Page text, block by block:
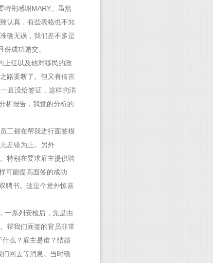
特别感谢MARY。虽然
认真，有些表格也不知
确无误，我们差不多是
成功递交。
上任以及他对移民的政
路要断了。但又有传言
直没给签证，这样的消
析报告，我觉的分析的
工都在帮我进行面签模
差错为止。另外
特别在要求雇主提供聘
可能提高面签的成功
聘书。这是个意外惊喜
一系列安检后，先是由
帮我们面签的官员非常
什么？雇主是谁？结婚
回去等消息。当时确